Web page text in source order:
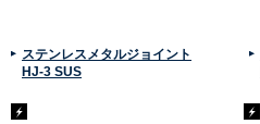
ステンレスメタルジョイント
HJ-3 SUS